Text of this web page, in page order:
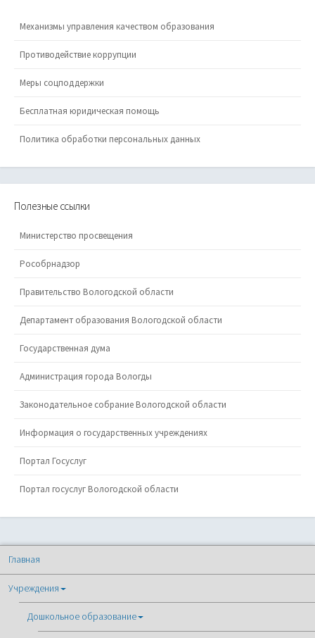
Механизмы управления качеством образования
Противодействие коррупции
Меры соцподдержки
Бесплатная юридическая помощь
Политика обработки персональных данных
Полезные ссылки
Министерство просвещения
Рособрнадзор
Правительство Вологодской области
Департамент образования Вологодской области
Государственная дума
Администрация города Вологды
Законодательное собрание Вологодской области
Информация о государственных учреждениях
Портал Госуслуг
Портал госуслуг Вологодской области
Главная
Учреждения
Дошкольное образование